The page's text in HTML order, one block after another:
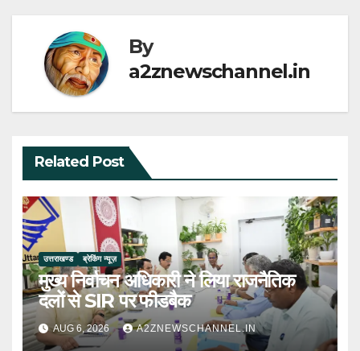
By
a2znewschannel.in
Related Post
उत्तराखण्ड ब्रेकिंग न्यूज़
मुख्य निर्वाचन अधिकारी ने लिया राजनैतिक
दलों से SIR पर फीडबैक
AUG 6, 2026 A2ZNEWSCHANNEL.IN